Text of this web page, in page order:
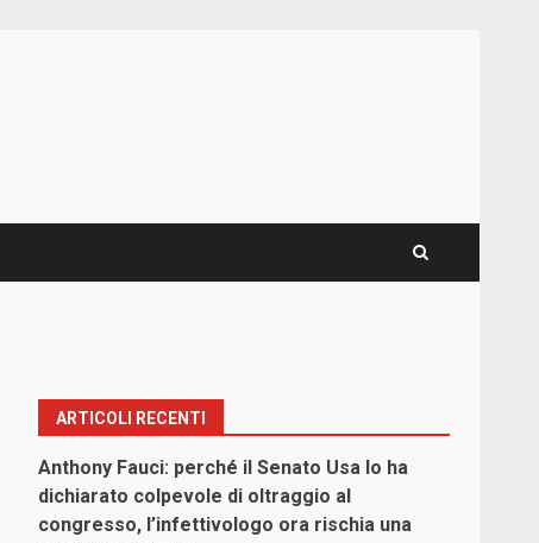
ARTICOLI RECENTI
Anthony Fauci: perché il Senato Usa lo ha
dichiarato colpevole di oltraggio al
congresso, l’infettivologo ora rischia una